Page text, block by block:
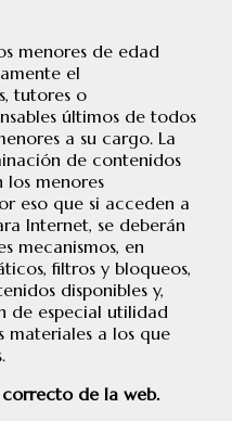
menores de edad
el
tutores o
últimos de todos
a su cargo. La
de contenidos
los menores
eso que si acceden a
Internet, se deberán
mecanismos, en
filtros y bloqueos,
disponibles y,
de especial utilidad
a los que
de la web.